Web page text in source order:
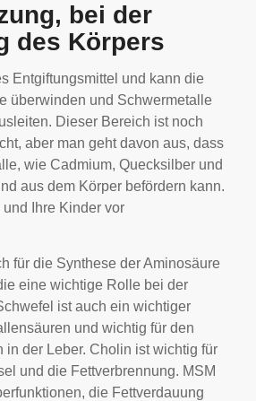
bei der
des Körpers
Entgiftungsmittel und kann die
überwinden und Schwermetalle
Dieser Bereich ist noch
aber man geht davon aus, dass
wie Cadmium, Quecksilber und
aus dem Körper befördern kann.
Ihre Kinder vor
für die Synthese der Aminosäure
eine wichtige Rolle bei der
ist auch ein wichtiger
und wichtig für den
in der Leber. Cholin ist wichtig für
und die Fettverbrennung. MSM
die Fettverdauung